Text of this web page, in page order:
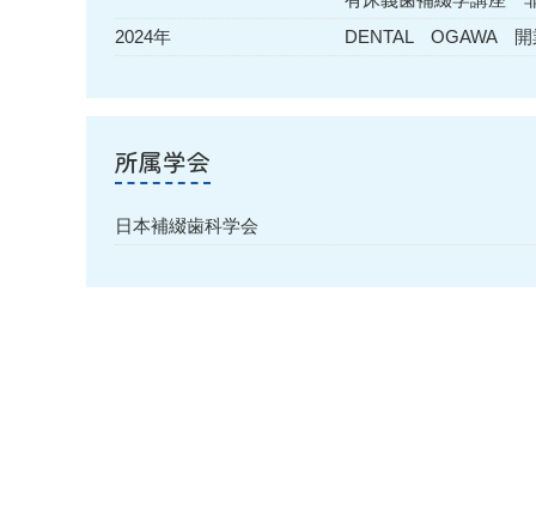
2024年
DENTAL OGAWA 開
所属学会
日本補綴歯科学会